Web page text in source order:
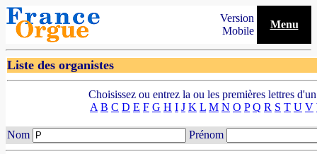
Version
Mobile
Menu
Liste des organistes
Choisissez ou entrez la ou les premières lettres
A B C D E F G H I J K L M N O P Q R S T U V
Nom Prénom